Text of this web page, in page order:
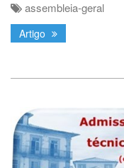
assembleia-geral
Artigo